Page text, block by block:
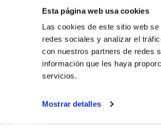
Esta página web usa cookies
Las cookies de este sitio web
redes sociales y analizar el
con nuestros partners de redes
información que les haya
servicios.
Mostrar detalles
SOBRE
VALÈNCIA